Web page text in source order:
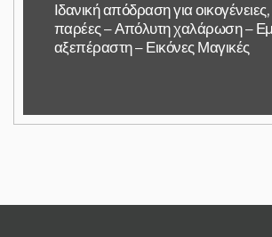
Ιδανική απόδραση για
παρέες – Απόλυτη χαλάρωση –
αξεπέραστη – Εικόνες Μαγικές